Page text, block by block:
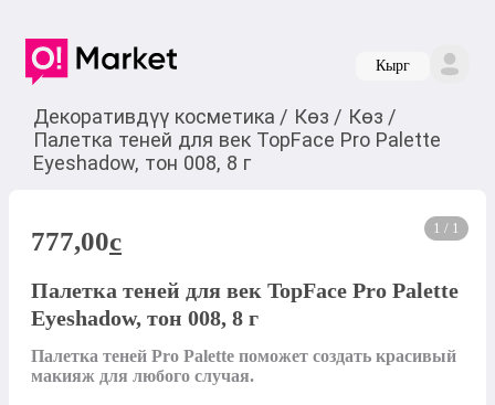
Кырг
Декоративдүү косметика / Көз / Көз /
Палетка теней для век TopFace Pro Palette
Eyeshadow, тон 008, 8 г
1 / 1
777,00c
Палетка теней для век TopFace Pro Palette
Eyeshadow, тон 008, 8 г
Палетка теней Pro Palette поможет создать красивый
макияж для любого случая.